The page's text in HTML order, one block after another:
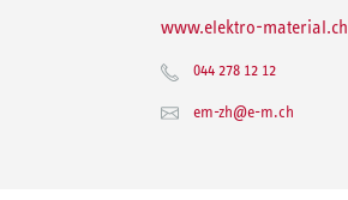
www.elektro-material.ch
044 278 12 12
em-zh@e-m.ch